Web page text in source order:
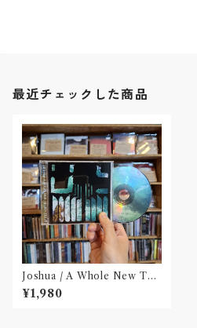
最近チェックした商品
Joshua / A Whole New The
ory Redux(CD)
¥1,980